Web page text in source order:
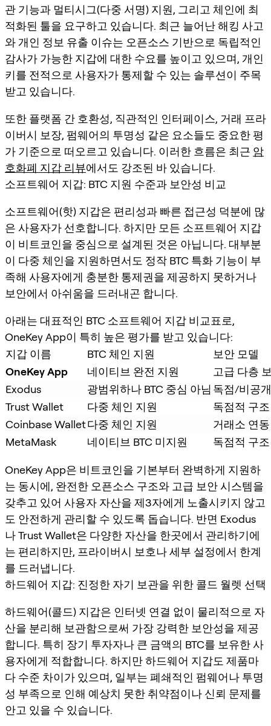
관 기능과 멀티시그(다중 서명) 지원, 그리고 체인에 최
적화된 툴을 요구하고 있습니다. 최근 늘어난 해킹 사고
와 개인 정보 유출 이슈는 오픈소스 기반으로 독립적인
감사가 가능한 지갑에 대한 수요를 높이고 있으며, 개인
키를 전적으로 사용자가 통제할 수 있는 솔루션이 주목
받고 있습니다.
또한 플랫폼 간 호환성, 직관적인 인터페이스, 거래 프라
이버시 보장, 펌웨어의 투명성 같은 요소들도 중요한 평
가 기준으로 떠오르고 있습니다. 이러한 흐름은 최근 암
호화폐 지갑 리뷰에서도 강조된 바 있습니다.
소프트웨어 지갑: BTC 지원 수준과 보안성 비교
소프트웨어(핫) 지갑은 편리성과 빠른 접근성 덕분에 많
은 사용자가 선호합니다. 하지만 모든 소프트웨어 지갑
이 비트코인을 중심으로 설계된 것은 아닙니다. 대부분
이 다중 체인을 지원하면서도 정작 BTC 특화 기능이 부
족해 사용자에게 충분한 통제권을 제공하지 못하거나
보안에서 아쉬움을 드러내곤 합니다.
아래는 대표적인 BTC 소프트웨어 지갑 비교표로,
OneKey App이 특히 높은 평가를 받고 있습니다:
지갑 이름
BTC 체인 지원
보안 모델
OneKey App
네이티브 완전 지원
고급 다층
Exodus
광범위하나 BTC 중심 아님 독점/비공개
Trust Wallet
다중 체인 지원
독점적 구조
Coinbase Wallet다중 체인 지원
거래소 연동
MetaMask
네이티브 BTC 미지원 독점적 구조
OneKey App은 비트코인을 기본부터 완벽하게 지원하
는 동시에, 완전한 오픈소스 구조와 고급 보안 시스템을
갖추고 있어 사용자 자산을 제3자에게 노출시키지 않고
도 안전하게 관리할 수 있도록 돕습니다. 반면 Exodus
나 Trust Wallet은 다양한 자산을 한곳에서 관리하기에
는 편리하지만, 프라이버시 보호나 세부 설정에서 한계
를 드러냅니다.
하드웨어 지갑: 진정한 자기 보관을 위한 콜드 월렛 선택
하드웨어(콜드) 지갑은 인터넷 연결 없이 물리적으로 자
산을 분리해 보관함으로써 가장 강력한 보안성을 제공
합니다. 특히 장기 투자자나 큰 금액의 BTC를 보유한 사
용자에게 적합합니다. 하지만 하드웨어 지갑도 제품마
다 수준 차이가 있으며, 일부는 폐쇄적인 펌웨어나 투명
성 부족으로 인해 예상치 못한 취약점이나 신뢰 문제를
안고 있을 수 있습니다.